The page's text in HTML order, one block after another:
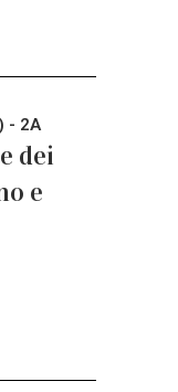
- 2A
dei
e